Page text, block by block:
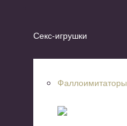
Секс-игрушки
Фаллоимитаторы